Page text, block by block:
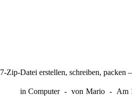
7-Zip-Datei erstellen, schreiben, packen
in Computer von Mario Am